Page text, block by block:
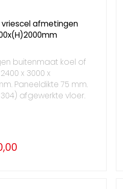
afmetingen
buitenmaat koel of
x 3000 x
Paneeldikte 75 mm.
304) afgewerkte vloer.